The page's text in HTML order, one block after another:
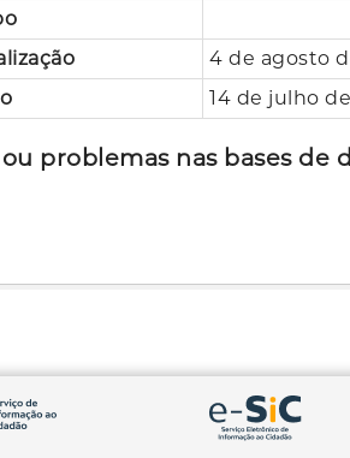
4 de agosto
14 de julho de
problemas nas bases de